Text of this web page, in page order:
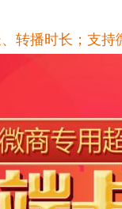
播时长；支持